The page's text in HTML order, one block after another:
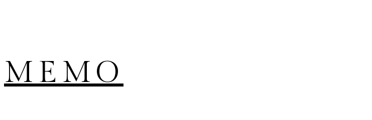
MEMO